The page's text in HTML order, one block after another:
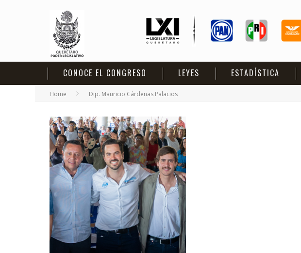
CONOCE EL CONGRESO LEYES ESTADÍSTICA
Home Dip. Mauricio Cárdenas Palacios